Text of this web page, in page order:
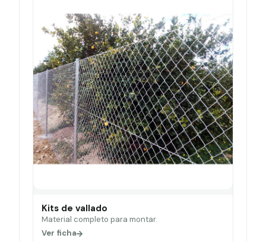
Kits de vallado
Material completo para montar.
Ver ficha